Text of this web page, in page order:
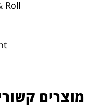
Roll
מוצרים